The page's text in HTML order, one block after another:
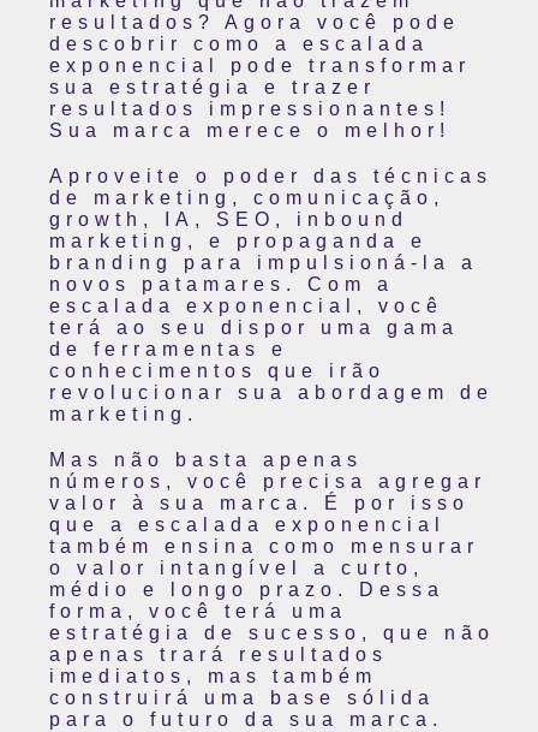
resultados? Agora você pode
descobrir como a escalada
exponencial pode transformar
sua estratégia e trazer
resultados impressionantes!
Sua marca merece o melhor!
Aproveite o poder das técnicas
de marketing, comunicação,
growth, IA, SEO, inbound
marketing, e propaganda e
branding para impulsioná-la a
novos patamares. Com a
escalada exponencial, você
terá ao seu dispor uma gama
de ferramentas e
conhecimentos que irão
revolucionar sua abordagem de
marketing.
Mas não basta apenas
números, você precisa agregar
valor à sua marca. É por isso
que a escalada exponencial
também ensina como mensurar
o valor intangível a curto,
médio e longo prazo. Dessa
forma, você terá uma
estratégia de sucesso, que não
apenas trará resultados
imediatos, mas também
construirá uma base sólida
para o futuro da sua marca.